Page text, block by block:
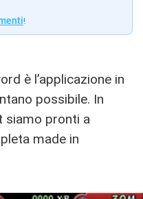
!
è l’applicazione in
possibile. In
siamo pronti a
made in